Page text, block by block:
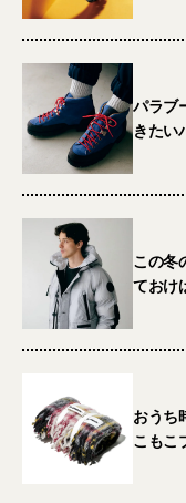
パラブ
きたい
この冬
ておけ
おうち
こもこ